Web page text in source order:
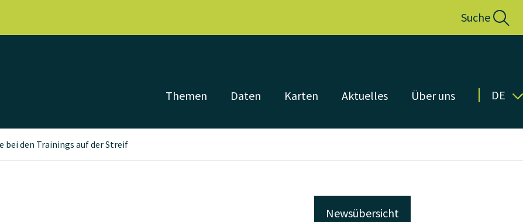
Suche
Themen Daten Karten Aktuelles Über uns DE
bei den Trainings auf der Streif
Newsübersicht